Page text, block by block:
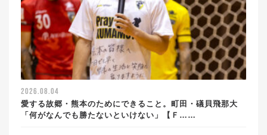
2026.08.04
愛する故郷・熊本のためにできること。町田・礒貝飛那大
「何がなんでも勝たないといけない」【Ｆ……